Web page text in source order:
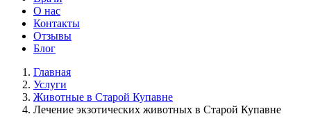
О нас
Контакты
Отзывы
Блог
Главная
Услуги
Животные в Старой Купавне
Лечение экзотических животных в Старой Купавне